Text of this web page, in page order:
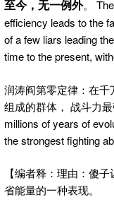
至今，无一例外。
efficiency leads to the
of a few liars leading
time to the present,
润涛阎第零定律：在
组成的群体， 战斗力
millions of years of
the strongest fighting
【编者释：理由：傻
省能量的一种表现。